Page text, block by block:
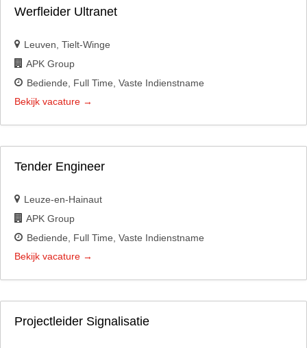
Werfleider Ultranet
Leuven Tielt-Winge
APK Group
Bediende
Full Time Vaste Indienstname
Bekijk vacature
Tender Engineer
Leuze-en-Hainaut
APK Group
Bediende
Full Time Vaste Indienstname
Bekijk vacature
Projectleider Signalisatie